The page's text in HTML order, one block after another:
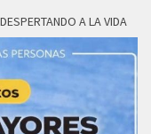
A LA VIDA